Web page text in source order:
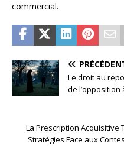
commercial.
Le droit au
de l’opposition
La Prescription Acquisitive
Stratégies Face aux